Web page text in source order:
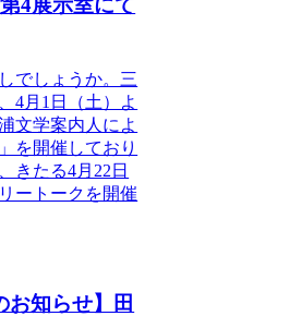
4展示室にて
でしょうか。三
4月1日（土）よ
文学案内人によ
を開催しており
きたる4月22日
ートークを開催
お知らせ】田